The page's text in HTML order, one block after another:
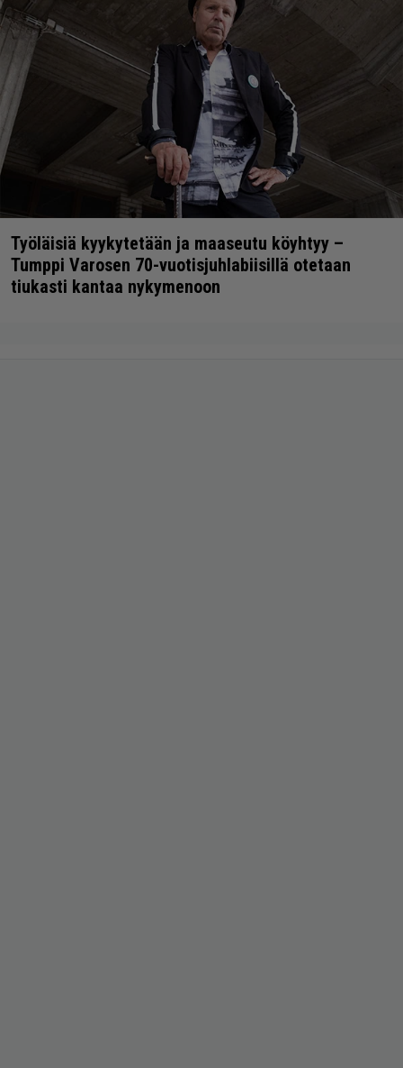
Työläisiä kyykytetään ja maaseutu köyhtyy –
Tumppi Varosen 70-vuotisjuhlabiisillä otetaan
tiukasti kantaa nykymenoon